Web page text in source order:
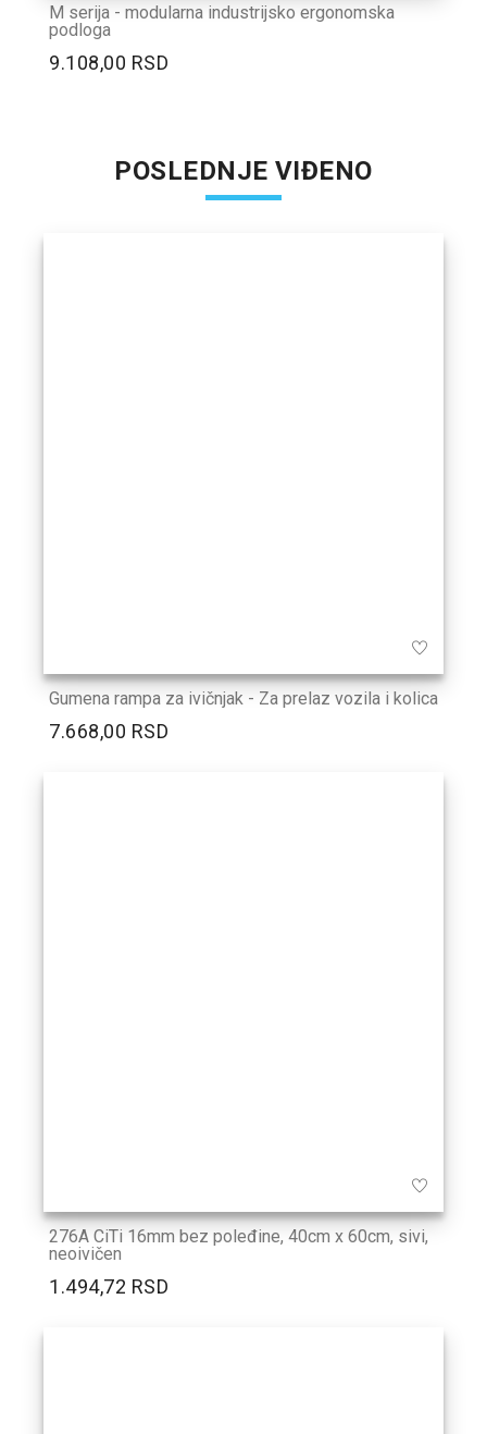
M serija - modularna industrijsko ergonomska
podloga
9.108,00 RSD
POSLEDNJE VIĐENO
Gumena rampa za ivičnjak - Za prelaz vozila i kolica
7.668,00 RSD
276A CiTi 16mm bez poleđine, 40cm x 60cm, sivi,
neoivičen
1.494,72 RSD